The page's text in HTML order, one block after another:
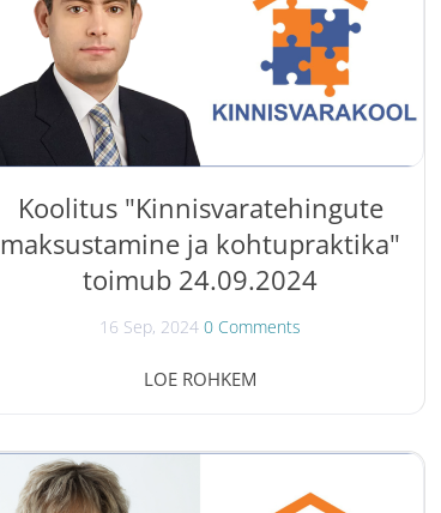
täitmiseks. Muu hulgas saab teada: mida ostja ja
müüja peavad kinnisasja müügilepingut
sõlmides tähele panema ; kes peab tõendama
puuduse olemasolu ; millal ja kuidas esitada
kinnisasja puudusega seotud nõudeid...
Koolitus "Kinnisvaratehingute
maksustamine ja kohtupraktika"
toimub 24.09.2024
16 Sep, 20240 Comments
24.09.2024 toimub Kinnisvarakoolis koolitus "
Rozenblat tutvustab kinnisvarasektori
töötajatele Eesti maksuseadusest lähtuvaid
kohustusi ja võimalusi. Koolitusele on oodatud:
LOE ROHKEM